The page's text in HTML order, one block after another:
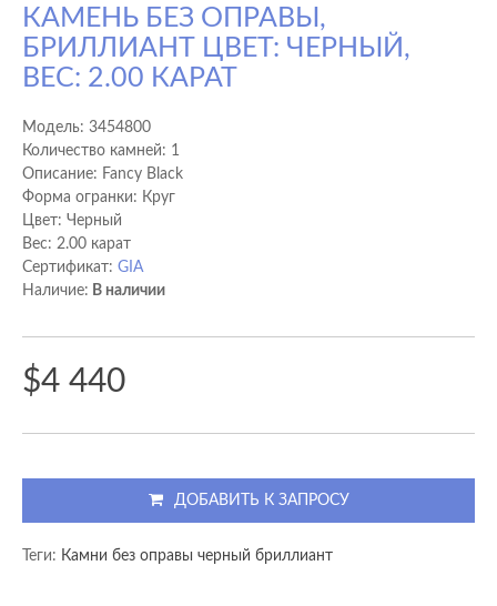
КАМЕНЬ БЕЗ ОПРАВЫ,
БРИЛЛИАНТ ЦВЕТ: ЧЕРНЫЙ,
ВЕС: 2.00 КАРАТ
Модель: 3454800
Количество камней: 1
Описание: Fancy Black
Форма огранки: Круг
Цвет: Черный
Вес: 2.00 карат
Сертификат: GIA
Наличие: В наличии
$4 440
ДОБАВИТЬ К ЗАПРОСУ
Теги: Камни без оправы черный бриллиант